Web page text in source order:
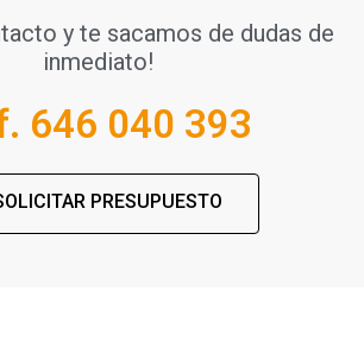
y te sacamos de dudas de
inmediato!
646 040 393
PRESUPUESTO